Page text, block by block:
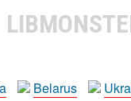
Belarus